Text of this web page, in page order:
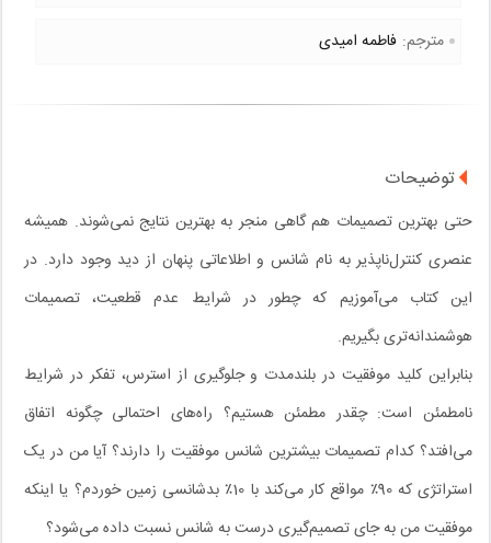
مترجم: فاطمه امیدی
توضیحات
حتی بهترین تصمیمات هم گاهی منجر به بهترین نتایج نمی‌شوند. همیشه
عنصری کنترل‌ناپذیر به نام شانس و اطلاعاتی پنهان از دید وجود دارد. در
این کتاب می‌آموزیم کهچطور در شرایط عدم قطعیت، تصمیمات
هوشمندانه‌تری بگیریم.
بنابراین کلید موفقیت در بلند‌مدت و جلوگیری از استرس، تفکر در شرایط
نامطمئن است: چقدر مطمئن هستیم؟ راه‌های احتمالی چگونه اتفاق
می‌افتد؟ کدام تصمیمات بیشترین شانس موفقیت را دارند؟ آیا من در یک
استراتژی که 90٪ مواقع کار می‌کند با 10٪ بدشانسی زمین خوردم؟ یا اینکه
موفقیت من به جای تصمیم‌گیری درست به شانس نسبت داده می‌شود؟